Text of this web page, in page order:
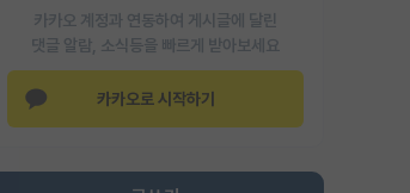
카카오 계정과 연동하여 게시글에 달린
댓글 알람, 소식등을 빠르게 받아보세요
카카오로 시작하기